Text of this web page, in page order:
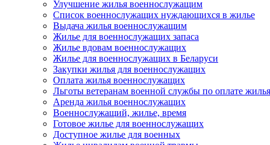
Улучшение жилья военнослужащим
Список военнослужащих нуждающихся в жилье
Выдача жилья военнослужащим
Жилье для военнослужащих запаса
Жилье вдовам военнослужащих
Жилье для военнослужащих в Беларуси
Закупки жилья для военнослужащих
Оплата жилья военнослужащих
Льготы ветеранам военной службы по оплате жилья
Аренда жилья военнослужащих
Военнослужащий, жилье, время
Готовое жилье для военнослужащих
Доступное жилье для военных